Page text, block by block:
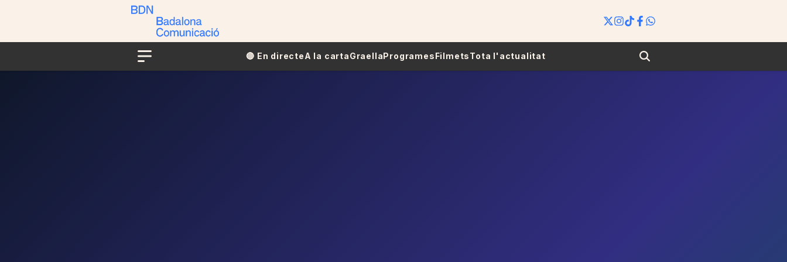
Menu
🔴​​ En directeA la cartaGraellaProgramesFilmetsTota l'actualitat Search